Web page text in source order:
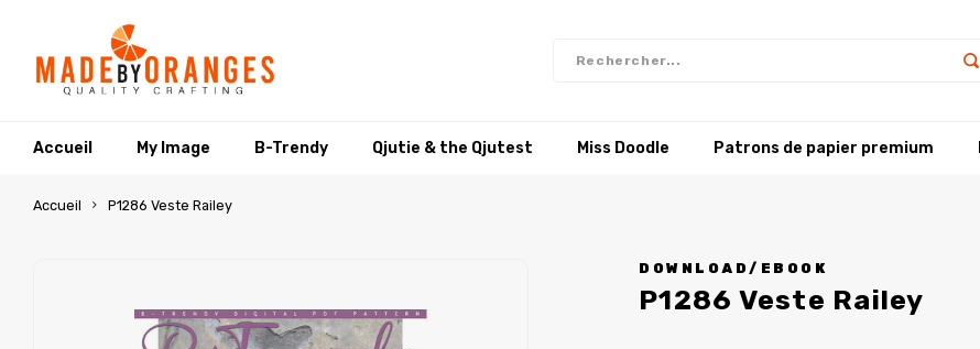
Accueil My Image B-Trendy Qjutie & the Qjutest Miss Doodle Patrons de papier premium
Accueil P1286 Veste Railey
DOWNLOAD/EBOOK
P1286 Veste Railey